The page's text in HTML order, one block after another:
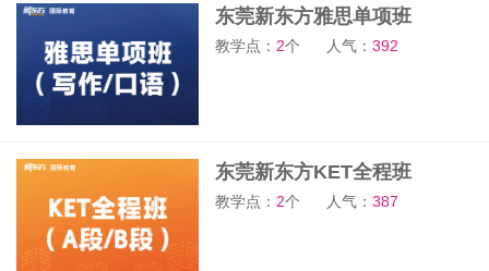
东莞新东方雅思单项班
教学点： 2个 人气：392
东莞新东方KET全程班
教学点：2个 人气：387